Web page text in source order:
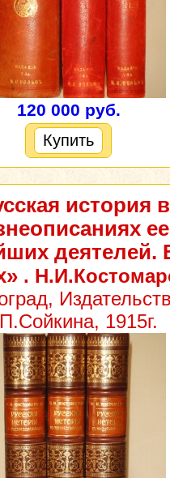
120 000 руб.
Купить
история в
ее
деятелей.
.
1915г.